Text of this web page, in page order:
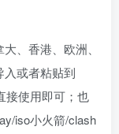
、香港、欧洲、
入或者粘贴到
接使用即可；也
iso小火箭/clash